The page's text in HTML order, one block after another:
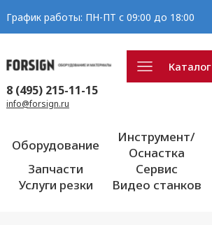
График работы: ПН-ПТ с 09:00 до 18:00
Каталог
8 (495) 215-11-15
info@forsign.ru
Оборудование
Инструмент/
Оснастка
Запчасти
Сервис
Услуги резки
Видео станков